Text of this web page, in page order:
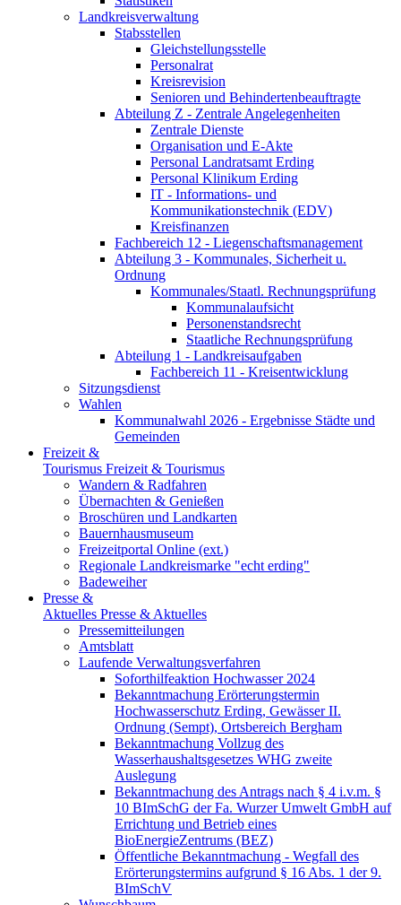
Landkreisverwaltung
Stabsstellen
Gleichstellungsstelle
Personalrat
Kreisrevision
Senioren und Behindertenbeauftragte
Abteilung Z - Zentrale Angelegenheiten
Zentrale Dienste
Organisation und E-Akte
Personal Landratsamt Erding
Personal Klinikum Erding
IT - Informations- und
Kommunikationstechnik (EDV)
Kreisfinanzen
Fachbereich 12 - Liegenschaftsmanagement
Abteilung 3 - Kommunales, Sicherheit u.
Ordnung
Kommunales/Staatl. Rechnungsprüfung
Kommunalaufsicht
Personenstandsrecht
Staatliche Rechnungsprüfung
Abteilung 1 - Landkreisaufgaben
Fachbereich 11 - Kreisentwicklung
Sitzungsdienst
Wahlen
Kommunalwahl 2026 - Ergebnisse Städte und
Gemeinden
Freizeit &
Tourismus Freizeit & Tourismus
Wandern & Radfahren
Übernachten & Genießen
Broschüren und Landkarten
Bauernhausmuseum
Freizeitportal Online (ext.)
Regionale Landkreismarke "echt erding"
Badeweiher
Presse &
Aktuelles Presse & Aktuelles
Pressemitteilungen
Amtsblatt
Laufende Verwaltungsverfahren
Soforthilfeaktion Hochwasser 2024
Bekanntmachung Erörterungstermin
Hochwasserschutz Erding, Gewässer II.
Ordnung (Sempt), Ortsbereich Bergham
Bekanntmachung Vollzug des
Wasserhaushaltsgesetzes WHG zweite
Auslegung
Bekanntmachung des Antrags nach § 4 i.v.m. §
10 BImSchG der Fa. Wurzer Umwelt GmbH auf
Errichtung und Betrieb eines
BioEnergieZentrums (BEZ)
Öffentliche Bekanntmachung - Wegfall des
Erörterungstermins aufgrund § 16 Abs. 1 der 9.
BImSchV